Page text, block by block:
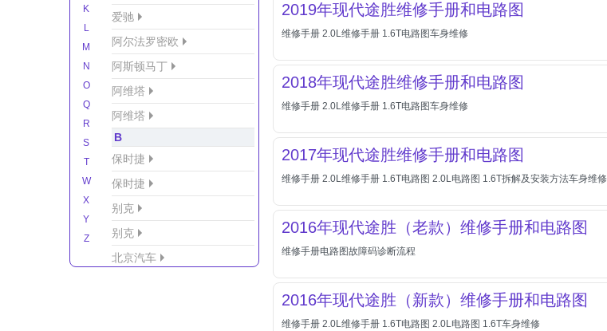
K
L
M
N
O
Q
R
S
T
W
X
Y
Z
爱驰
阿尔法罗密欧
阿斯顿马丁
阿维塔
阿维塔
B
保时捷
保时捷
别克
别克
北京汽车
2019年现代途胜维修手册和电路图
维修手册 2.0L维修手册 1.6T电路图车身维修
2018年现代途胜维修手册和电路图
维修手册 2.0L维修手册 1.6T电路图车身维修
2017年现代途胜维修手册和电路图
维修手册 2.0L维修手册 1.6T电路图 2.0L电路图 1.6T拆解及安装方法车身维修
2016年现代途胜（老款）维修手册和电路图
维修手册电路图故障码诊断流程
2016年现代途胜（新款）维修手册和电路图
维修手册 2.0L维修手册 1.6T电路图 2.0L电路图 1.6T车身维修